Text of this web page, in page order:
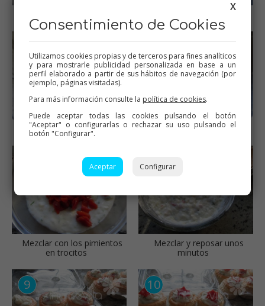
Añadir el bacalao Brandada de bacalao
Mezclar con los pimientos
en trocitos
Mezclar y reposar unos
minutos
X
Consentimiento de Cookies
Utilizamos cookies propias y de terceros para fines analíticos
y para mostrarle publicidad personalizada en base a un
perfil elaborado a partir de sus hábitos de navegación (por
ejemplo, páginas visitadas).
Para más información consulte la política de cookies.
Puede aceptar todas las cookies pulsando el botón
"Aceptar" o configurarlas o rechazar su uso pulsando el
botón "Configurar".
Aceptar Configurar